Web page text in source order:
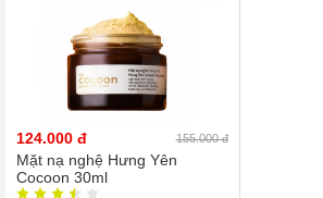
124.000 đ 155.000 đ
Mặt nạ nghệ Hưng Yên
Cocoon 30ml